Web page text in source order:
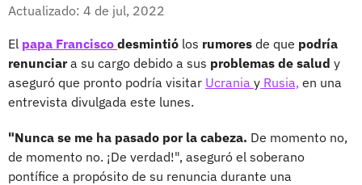
Actualizado: 4 de jul, 2022
El papa Francisco desmintió los rumores de que podría
renunciara su cargo debido a sus problemas de salud y
aseguró que pronto podría visitar Ucrania y Rusia, en una
entrevista divulgada este lunes.
"Nunca se me ha pasado por la cabeza. De momento no,
de momento no. ¡De verdad!", aseguró el soberano
pontífice a propósito de su renuncia durante una